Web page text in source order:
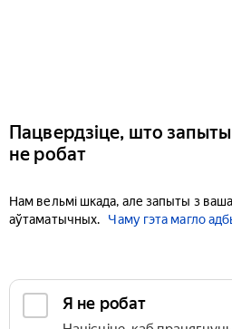
Пацвердзіце, што
не робат
Нам вельмі шкада, але запыты з
аўтаматычных.
Чаму гэта магло
Я не робат